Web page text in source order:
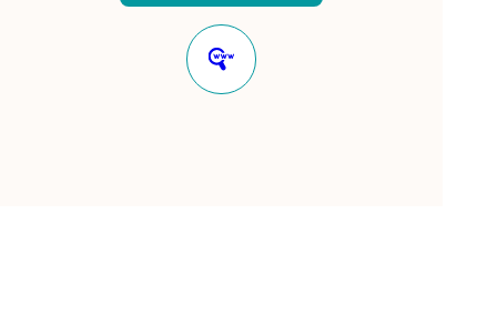
Site
internet